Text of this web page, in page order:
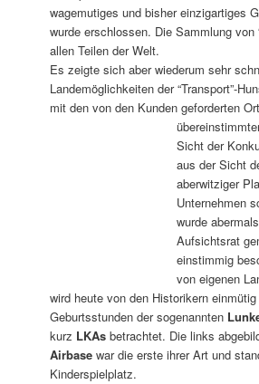
wagemutiges und bisher einzigartiges
wurde erschlossen. Die Sammlung von
allen Teilen der Welt.
Es zeigte sich aber wiederum sehr
Landemöglichkeiten der “Transport”-
mit den von den Kunden geforderten
Sicht der
aus der Sicht
aberwitziger
Unternehmen
wurde
Aufsichtsrat
einstimmig
von eigenen
wird heute von den Historikern
Geburtsstunden der sogenannten
kurz LKAs betrachtet. Die links
Airbase war die erste ihrer Art und
Kinderspielplatz.